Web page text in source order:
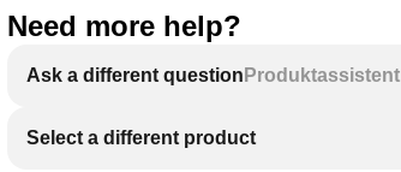
Need more help?
Ask a different question Produktassistent
Select a different product